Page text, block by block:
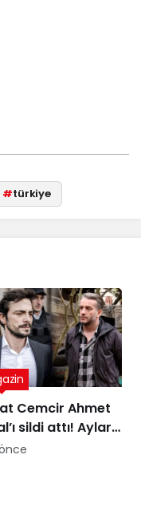
#türkiye
Cemcir Ahmet
sildi attı! Aylar
samimi